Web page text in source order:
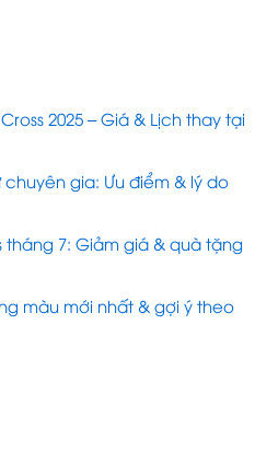
2025 – Giá & Lịch thay tại
gia: Ưu điểm & lý do
tháng 7: Giảm giá & quà tặng
màu mới nhất & gợi ý theo